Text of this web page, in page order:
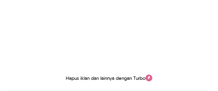
Hapus iklan dan lainnya dengan Turbo